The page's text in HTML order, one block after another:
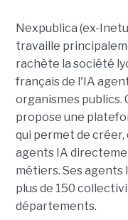
Nexpublica (ex-
travaille
rachète la société
français de l'IA
organismes publics.
propose une
qui permet de
agents IA
métiers. Ses agents
plus de 150
départements.